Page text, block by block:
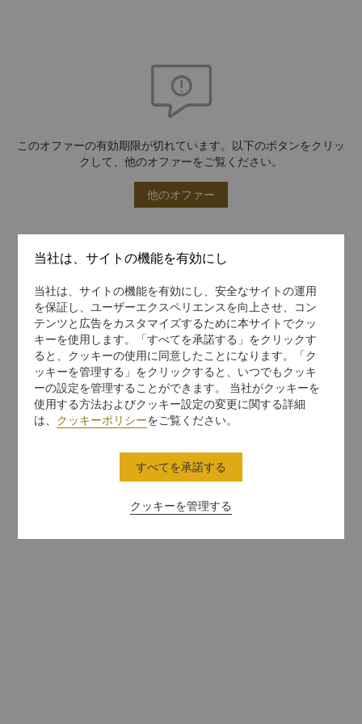
このオファーの有効期限が切れています。以下のボタンをクリッ
クして、他のオファーをご覧ください。
他のオファー
当社は、サイトの機能を有効にし
当社は、サイトの機能を有効にし、安全なサイトの運用
を保証し、ユーザーエクスペリエンスを向上させ、コン
テンツと広告をカスタマイズするために本サイトでクッ
キーを使用します。「すべてを承諾する」をクリックす
ると、クッキーの使用に同意したことになります。「ク
ッキーを管理する」をクリックすると、いつでもクッキ
ーの設定を管理することができます。 当社がクッキーを
使用する方法およびクッキー設定の変更に関する詳細
は、 クッキーポリシーをご覧ください。
クッキーを管理する
すべてを承諾する